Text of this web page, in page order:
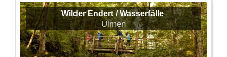
Wilder Endert / Wasserfälle
Ulmen